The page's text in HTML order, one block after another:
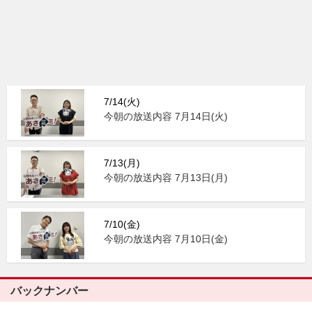
7/14(火)
今朝の放送内容 7月14日(火)
7/13(月)
今朝の放送内容 7月13日(月)
7/10(金)
今朝の放送内容 7月10日(金)
バックナンバー